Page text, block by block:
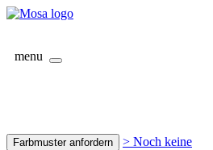
menu
Farbmuster anfordern
> Noch keine